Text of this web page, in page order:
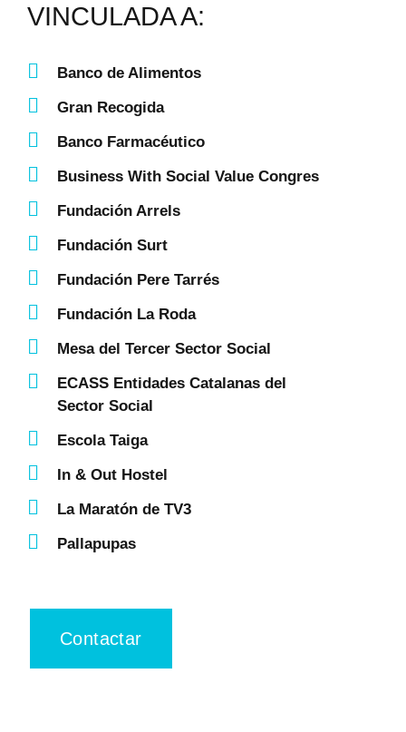
VINCULADA A:
Banco de Alimentos
Gran Recogida
Banco Farmacéutico
Business With Social Value Congres
Fundación Arrels
Fundación Surt
Fundación Pere Tarrés
Fundación La Roda
Mesa del Tercer Sector Social
ECASS Entidades Catalanas del
Sector Social
Escola Taiga
In & Out Hostel
La Maratón de TV3
Pallapupas
Contactar